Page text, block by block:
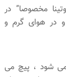
مخصوصا” در
در هوای گرم و
شود ، پیچ می